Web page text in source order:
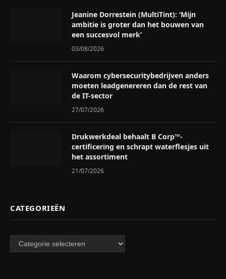
Jeanine Dorrestein (MultiTint): ‘Mijn
ambitie is groter dan het bouwen van
een succesvol merk’
03/08/2026
Waarom cybersecuritybedrijven anders
moeten leadgenereren dan de rest van
de IT-sector
27/07/2026
Drukwerkdeal behaalt B Corp™-
certificering en schrapt waterflesjes uit
het assortiment
21/07/2026
CATEGORIEËN
Categorieën